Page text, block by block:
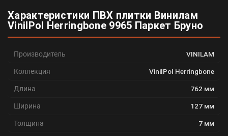
Характеристики ПВХ плитки Винилам
VinilPol Herringbone 9965 Паркет Бруно
Производитель VINILAM
Коллекция VinilPol Herringbone
Длина 762 мм
Ширина 127 мм
Толщина 7 мм